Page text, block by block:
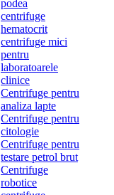
podea
centrifuge
hematocrit
centrifuge mici
pentru
laboratoarele
clinice
Centrifuge pentru
analiza lapte
Centrifuge pentru
citologie
Centrifuge pentru
testare petrol brut
Centrifuge
robotice